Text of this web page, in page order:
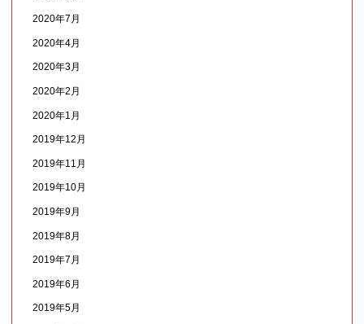
2020年7月
2020年4月
2020年3月
2020年2月
2020年1月
2019年12月
2019年11月
2019年10月
2019年9月
2019年8月
2019年7月
2019年6月
2019年5月